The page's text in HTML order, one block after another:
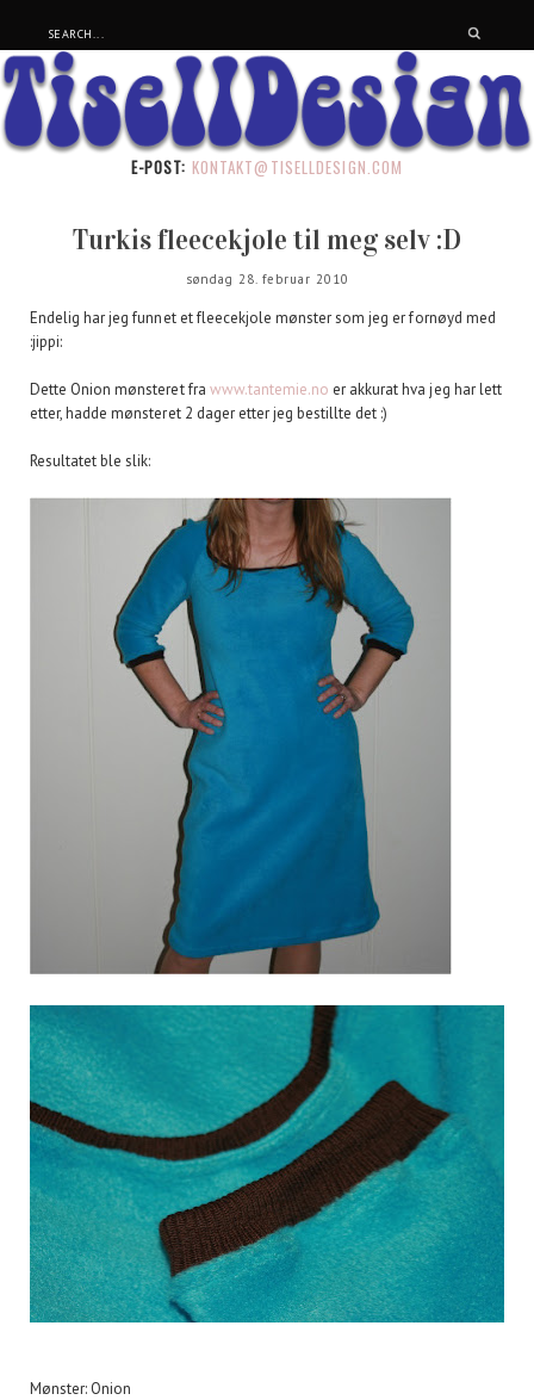
E-POST: KONTAKT@TISELLDESIGN.COM
Turkis fleecekjole til meg selv :D
søndag 28. februar 2010
Endelig har jeg funnet et fleecekjole mønster som jeg er fornøyd med
:jippi:
Dette Onion mønsteret fra www.tantemie.no er akkurat hva jeg har lett
etter, hadde mønsteret 2 dager etter jeg bestillte det :)
Resultatet ble slik:
Mønster: Onion